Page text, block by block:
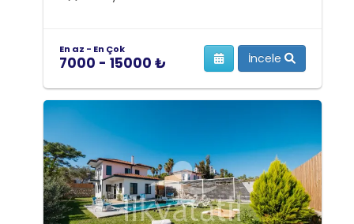
En az - En Çok
7000 - 15000 ₺ İncele